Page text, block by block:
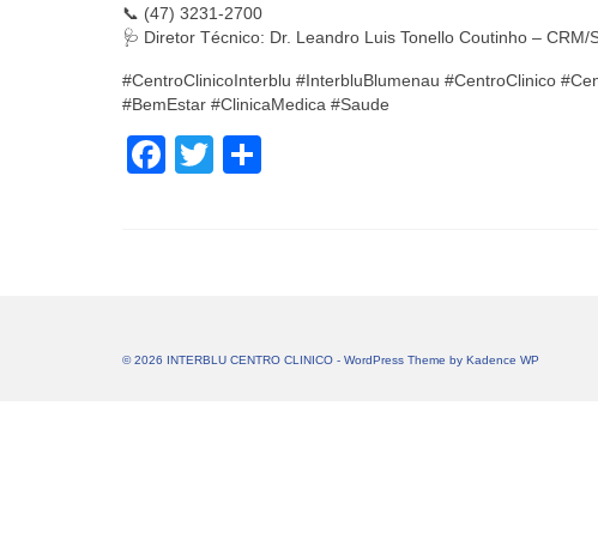
📞 (47) 3231-2700
🩺 Diretor Técnico: Dr. Leandro Luis Tonello Coutinho – CRM/
#CentroClinicoInterblu #InterbluBlumenau #CentroClinico
#BemEstar #ClinicaMedica #Saude
Facebook
Twitter
© 2026 INTERBLU CENTRO CLINICO - WordPress Theme by Kadence WP